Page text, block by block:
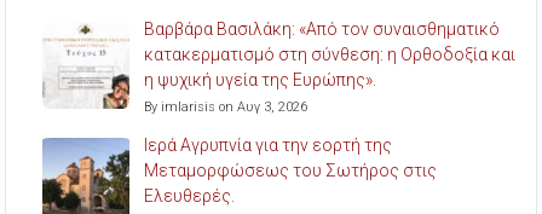
Βαρβάρα Βασιλάκη: «Από τον συναισθηματικό
κατακερματισμό στη σύνθεση: η Ορθοδοξία και
η ψυχική υγεία της Ευρώπης».
By imlarisis on Αυγ 3, 2026
Ιερά Αγρυπνία για την εορτή της
Μεταμορφώσεως του Σωτήρος στις
Ελευθερές.